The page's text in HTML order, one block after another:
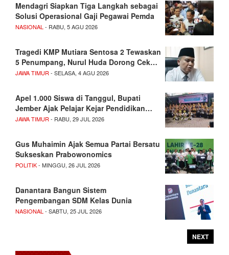
Mendagri Siapkan Tiga Langkah sebagai
Solusi Operasional Gaji Pegawai Pemda
NASIONAL - RABU, 5 AGU 2026
Tragedi KMP Mutiara Sentosa 2 Tewaskan
5 Penumpang, Nurul Huda Dorong Cek…
JAWA TIMUR - SELASA, 4 AGU 2026
Apel 1.000 Siswa di Tanggul, Bupati
Jember Ajak Pelajar Kejar Pendidikan…
JAWA TIMUR - RABU, 29 JUL 2026
Gus Muhaimin Ajak Semua Partai Bersatu
Sukseskan Prabowonomics
POLITIK- MINGGU, 26 JUL 2026
Danantara Bangun Sistem
Pengembangan SDM Kelas Dunia
NASIONAL - SABTU, 25 JUL 2026
NEXT